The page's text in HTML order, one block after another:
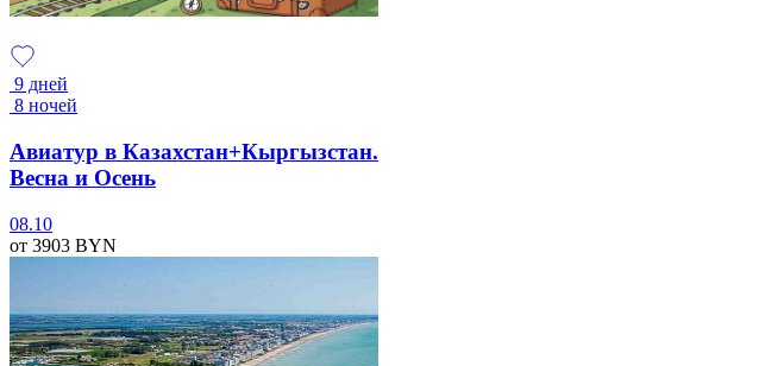
9 дней
8 ночей
Авиатур в Казахстан+Кыргызстан.
Весна и Осень
08.10
от 3903 BYN